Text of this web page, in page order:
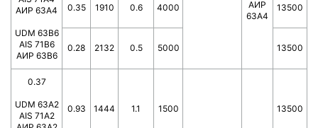
АИР 63А4
UDM 63B6
AIS 71B6
АИР 63В6
АИР
63A4
0.35 1910 0.6 4000 13500
0.28 2132 0.5 5000 13500
0.37
UDM 63A2
AIS 71A2
0.93 1444 1.1 1500 13500